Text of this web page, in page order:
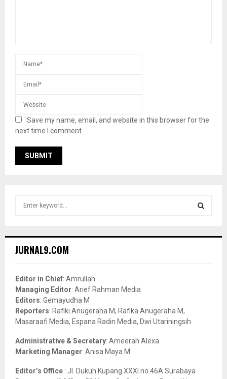
Save my name, email, and website in this browser for the
next time I comment.
h
o
r
:
JURNAL9.COM
Editor in Chief: Amrullah
Managing Editor: Arief Rahman Media
Editors: Gemayudha M
Reporters: Rafiki Anugeraha M, Rafika Anugeraha M,
Masaraafi Media, Espana Radin Media, Dwi Utariningsih
Administrative & Secretary: Ameerah Alexa
Marketing Manager: Anisa Maya M
Editor’s Office : Jl. Dukuh Kupang XXXI no.46A Surabaya